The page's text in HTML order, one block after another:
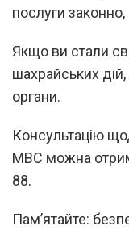
послуги
Якщо ви стали
шахрайських
органи.
Консультацію
МВС можна
88.
Пам’ятайте: